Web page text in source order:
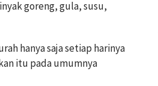
goreng, gula, susu,
hanya saja setiap harinya
itu pada umumnya